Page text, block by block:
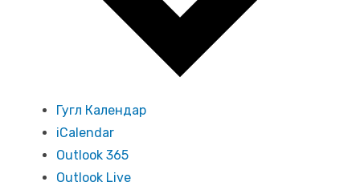
Гугл Календар
iCalendar
Outlook 365
Outlook Live